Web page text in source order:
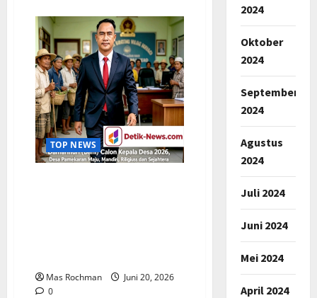
Kejari
Jakarta
Selatan,
Roy
Suryo
Dan
Dokter
Tifa
:
Perjuangan
Tegakkan
Kebenaran
Masih
Berlanjut
TOP NEWS
Mas Rochman
Juni 20, 2026
0
2024
Oktober
2024
September
2024
Agustus
2024
Juli 2024
Juni 2024
Mei 2024
April 2024